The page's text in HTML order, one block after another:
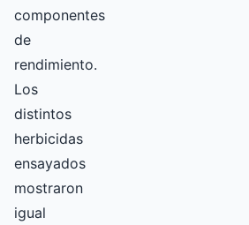
componentes
de
rendimiento.
Los
distintos
herbicidas
ensayados
mostraron
igual